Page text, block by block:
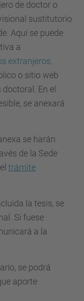
de doctor o
sustitutorio
Aquí se puede
a
extranjeros
o sitio web
En el
se anexará
se harán
de la Sede
trámite
la tesis, se
Si fuese
a la
se podrá
aporte